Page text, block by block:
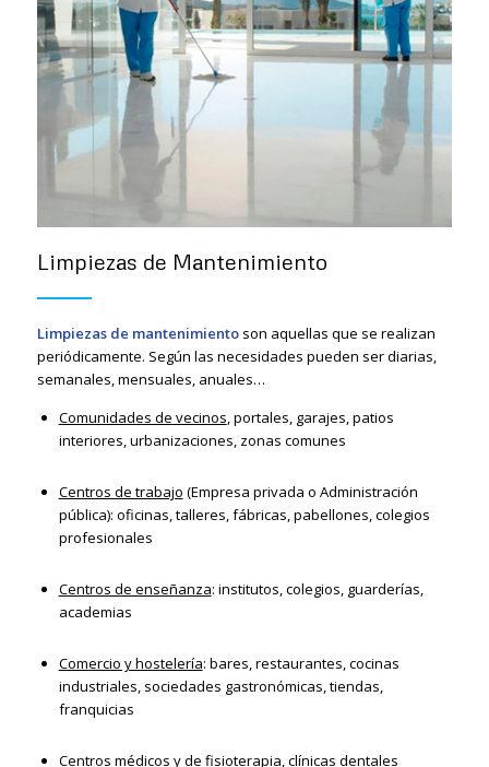
Limpiezas de Mantenimiento
Limpiezas de mantenimientoson aquellas que se realizan
periódicamente. Según las necesidades pueden ser diarias,
semanales, mensuales, anuales…
Comunidades de vecinos, portales, garajes, patios
interiores, urbanizaciones, zonas comunes
Centros de trabajo (Empresa privada o Administración
pública): oficinas, talleres, fábricas, pabellones, colegios
profesionales
Centros de enseñanza: institutos, colegios, guarderías,
academias
Comercio y hostelería: bares, restaurantes, cocinas
industriales, sociedades gastronómicas, tiendas,
franquicias
Centros médicos y de fisioterapia, clínicas dentales